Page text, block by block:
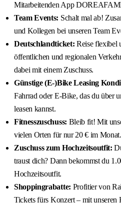
Mitarbeitenden App
Team Events: Schalt mal ab!
und Kollegen bei unseren Team
Deutschlandticket: Reise flexibel
öffentlichen und regionalen
dabei mit einem Zuschuss.
Günstige (E-)Bike Leasing
Fahrrad oder E-Bike, das du über
leasen kannst.
Fitnesszuschuss: Bleib fit! Mit
vielen Orten für nur 20 € im Monat.
Zuschuss zum Hochzeitsoutfit:
traust dich? Dann bekommst du
Hochzeitsoutfit.
Shoppingrabatte: Profitier von
Tickets fürs Konzert – mit unseren